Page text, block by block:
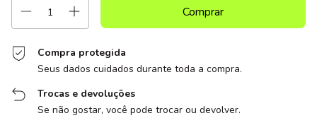
Compra protegida
Seus dados cuidados durante toda a compra.
Trocas e devoluções
Se não gostar, você pode trocar ou devolver.